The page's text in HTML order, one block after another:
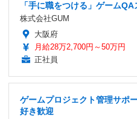
「手に職をつける」ゲーム
株式会社GUM
大阪府
月給28万2,700円～50万円
正社員
ゲームプロジェクト管理サポ
好き歓迎